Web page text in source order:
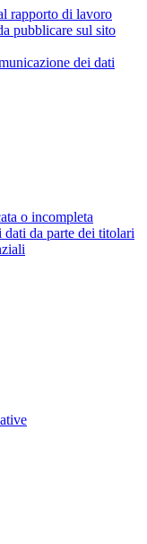
rapporto di lavoro
pubblicare sul sito
dei dati
o incompleta
dati da parte dei titolari